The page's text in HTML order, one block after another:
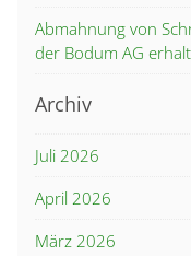
Abmahnung von
der Bodum AG
Archiv
Juli 2026
April 2026
März 2026